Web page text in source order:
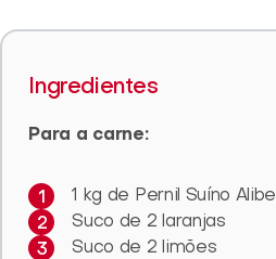
Ingredientes
Para a carne:
1 kg de Pernil Suíno
Suco de 2 laranjas
Suco de 2 limões